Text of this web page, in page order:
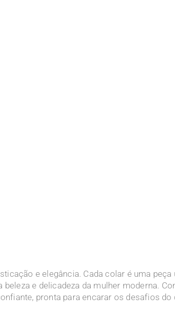
e elegância. Cada colar é uma
e delicadeza da mulher moderna.
pronta para encarar os desafios do